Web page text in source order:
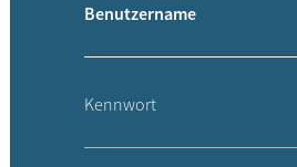
Benutzername
Kennwort